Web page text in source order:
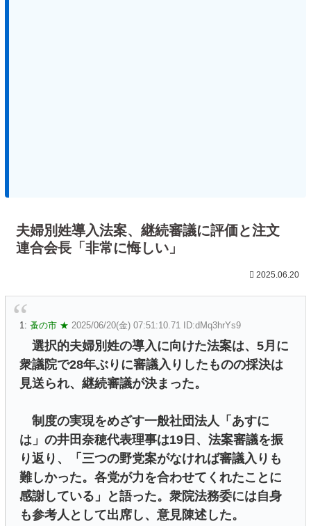
夫婦別姓導入法案、継続審議に評価と注文
連合会長「非常に悔しい」
2025.06.20
1: 蚤の市 ★ 2025/06/20(金) 07:51:10.71 ID:dMq3hrYs9
選択的夫婦別姓の導入に向けた法案は、5月に
衆議院で28年ぶりに審議入りしたものの採決は
見送られ、継続審議が決まった。
制度の実現をめざす一般社団法人「あすに
は」の井田奈穂代表理事は19日、法案審議を振
り返り、「三つの野党案がなければ審議入りも
難しかった。各党が力を合わせてくれたことに
感謝している」と語った。衆院法務委には自身
も参考人として出席し、意見陳述した。